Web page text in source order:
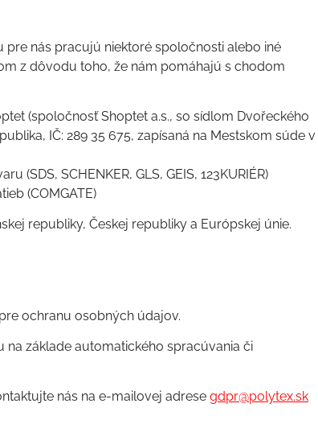
pre nás pracujú niektoré spoločnosti alebo iné
z dôvodu toho, že nám pomáhajú s chodom
(spoločnosť Shoptet a.s., so sídlom Dvořeckého
IČ: 289 35 675, zapísaná na Mestskom súde v
(SDS, SCHENKER, GLS, GEIS, 123KURIÉR)
(COMGATE)
republiky, Českej republiky a Európskej únie.
ochranu osobných údajov.
základe automatického spracúvania či
nás na e-mailovej adrese gdpr@polytex.sk